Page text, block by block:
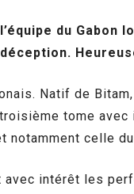
du
Natif de
tome avec
notamment celle
avec intérêt les